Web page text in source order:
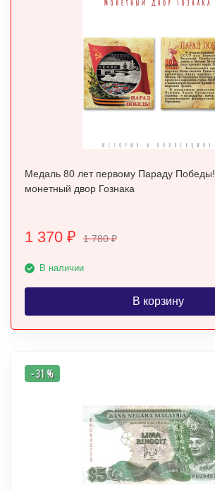
Медаль 80 лет первому Параду Победы! 2025 /
монетный двор Гознака
1 370 ₽ 1 780₽
В наличии
В корзину
- 31 %